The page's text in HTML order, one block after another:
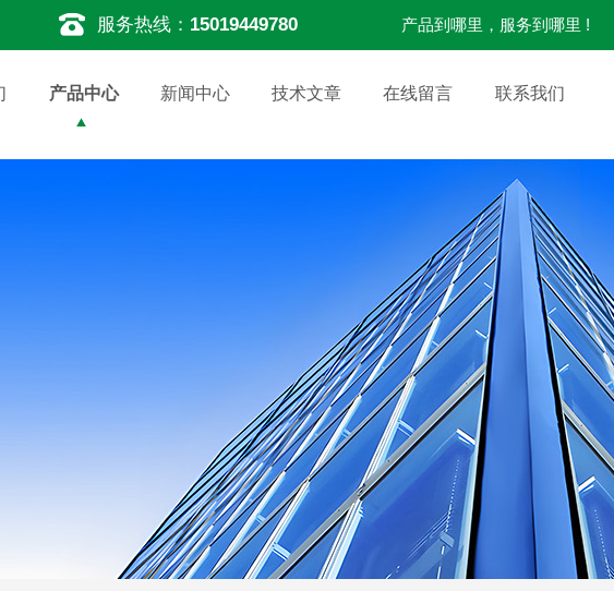
服务热线： 15019449780 产品到哪里，服务到哪里 !
产品中心 新闻中心 技术文章 在线留言 联系我们